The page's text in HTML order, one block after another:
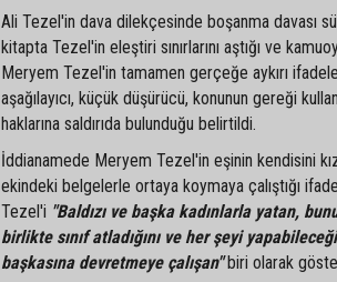
Ali Tezel'in dava dilekçesinde boşanma davası
kitapta Tezel'in eleştiri sınırlarını aştığı ve
Meryem Tezel'in tamamen gerçeğe aykırı
aşağılayıcı, küçük düşürücü, konunun gereği
haklarına saldırıda bulunduğu belirtildi.
İddianamede Meryem Tezel'in eşinin kendisini
ekindeki belgelerle ortaya koymaya çalıştığı
Tezel'i "Baldızı ve başka kadınlarla yatan,
birlikte sınıf atladığını ve her şeyi
başkasına devretmeye çalışan"biri olarak